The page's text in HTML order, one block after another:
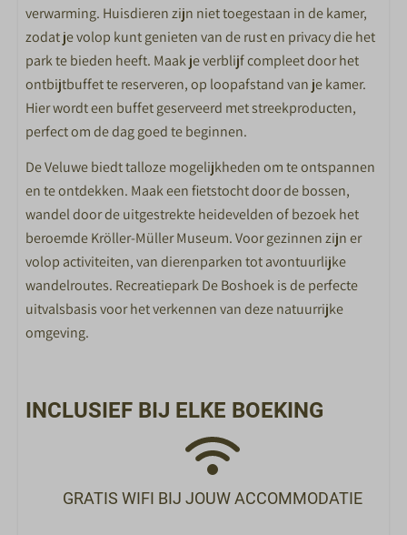
SPECIAAL VOOR KINDEREN
Peuterbad
Animatieteam in de vakanties
Buitenspeeltuinen
SPORT EN SPEL
X-Cube Escape room
Buitenzwembad
Binnenzwembad
Bowlen
Racelounge
Jeu de Boules
Voetbalbiljart
Fietsverhuur
ETEN EN DRINKEN
Restaurant Nest
verwarming. Huisdieren zijn niet toegestaan in de kamer,
zodat je volop kunt genieten van de rust en privacy die het
park te bieden heeft. Maak je verblijf compleet door het
ontbijtbuffet te reserveren, op loopafstand van je kamer.
Hier wordt een buffet geserveerd met streekproducten,
perfect om de dag goed te beginnen.
De Veluwe biedt talloze mogelijkheden om te ontspannen
en te ontdekken. Maak een fietstocht door de bossen,
wandel door de uitgestrekte heidevelden of bezoek het
beroemde Kröller-Müller Museum. Voor gezinnen zijn er
volop activiteiten, van dierenparken tot avontuurlijke
wandelroutes. Recreatiepark De Boshoek is de perfecte
uitvalsbasis voor het verkennen van deze natuurrijke
omgeving.
INCLUSIEF BIJ ELKE BOEKING
GRATIS WIFI BIJ JOUW ACCOMMODATIE